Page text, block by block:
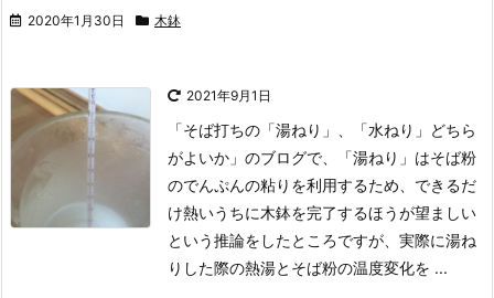
2020年1月30日 木鉢
2021年9月1日
「そば打ちの「湯ねり」、「水ねり」どちら
がよいか」のブログで、「湯ねり」はそば粉
のでんぷんの粘りを利用するため、できるだ
け熱いうちに木鉢を完了するほうが望ましい
という推論をしたところですが、実際に湯ね
りした際の熱湯とそば粉の温度変化を ...